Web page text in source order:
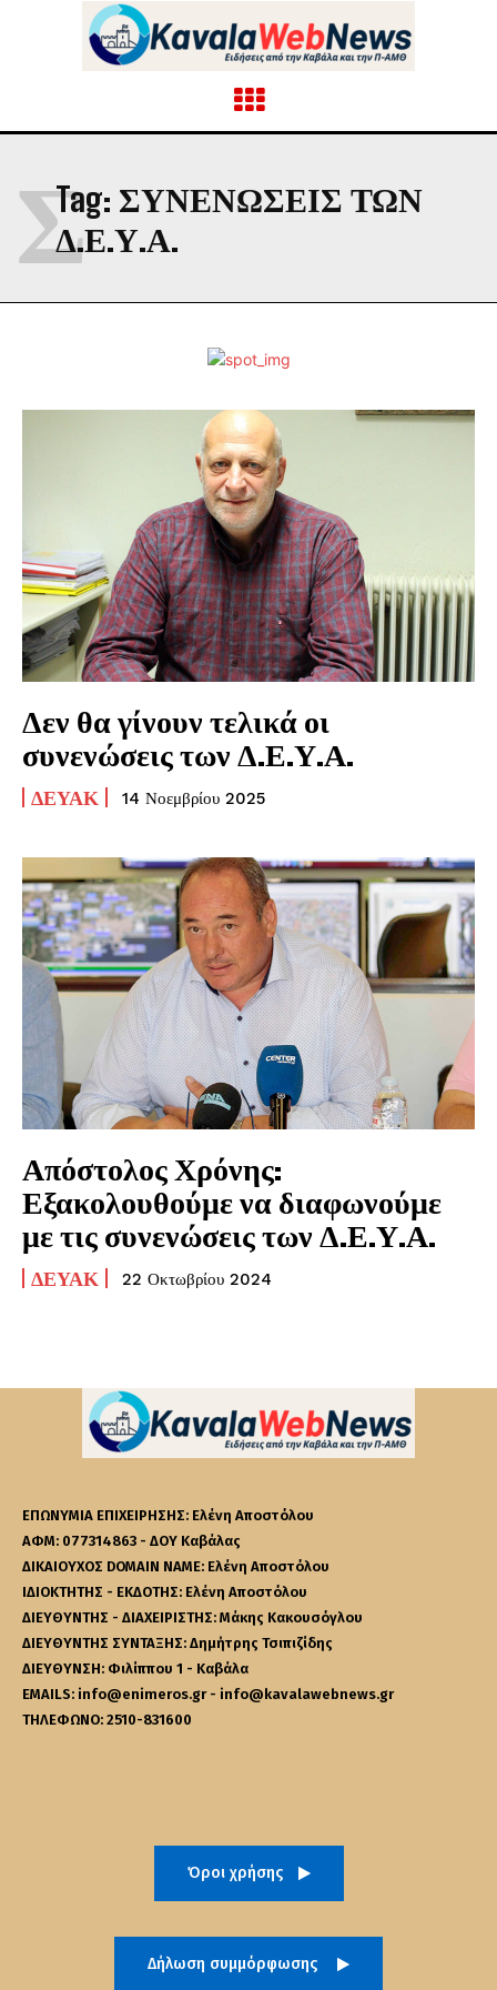
Tag: ΣΥΝΕΝΏΣΕΙΣ ΤΩΝ
Δ.Ε.Υ.Α.
Σ
Δεν θα γίνουν τελικά οι
συνενώσεις των Δ.Ε.Υ.Α.
ΔΕΥΑΚ 14 Νοεμβρίου 2025
Απόστολος Χρόνης:
Εξακολουθούμε να διαφωνούμε
με τις συνενώσεις των Δ.Ε.Υ.Α.
ΔΕΥΑΚ 22 Οκτωβρίου 2024
ΕΠΩΝΥΜΙΑ ΕΠΙΧΕΙΡΗΣΗΣ: Ελένη Αποστόλου
ΑΦΜ: 077314863 - ΔΟΥ Καβάλας
ΔΙΚΑΙΟΥΧΟΣ DOMAIN NAME: Ελένη Αποστόλου
ΙΔΙΟΚΤΗΤΗΣ - ΕΚΔΟΤΗΣ: Ελένη Αποστόλου
ΔΙΕΥΘΥΝΤΗΣ - ΔΙΑΧΕΙΡΙΣΤΗΣ: Μάκης Κακουσόγλου
ΔΙΕΥΘΥΝΤΗΣ ΣΥΝΤΑΞΗΣ: Δημήτρης Τσιπιζίδης
ΔΙΕΥΘΥΝΣΗ: Φιλίππου 1 - Καβάλα
EMAILS: info@enimeros.gr - info@kavalawebnews.gr
ΤΗΛΕΦΩΝΟ: 2510-831600
Όροι χρήσης
Δήλωση συμμόρφωσης